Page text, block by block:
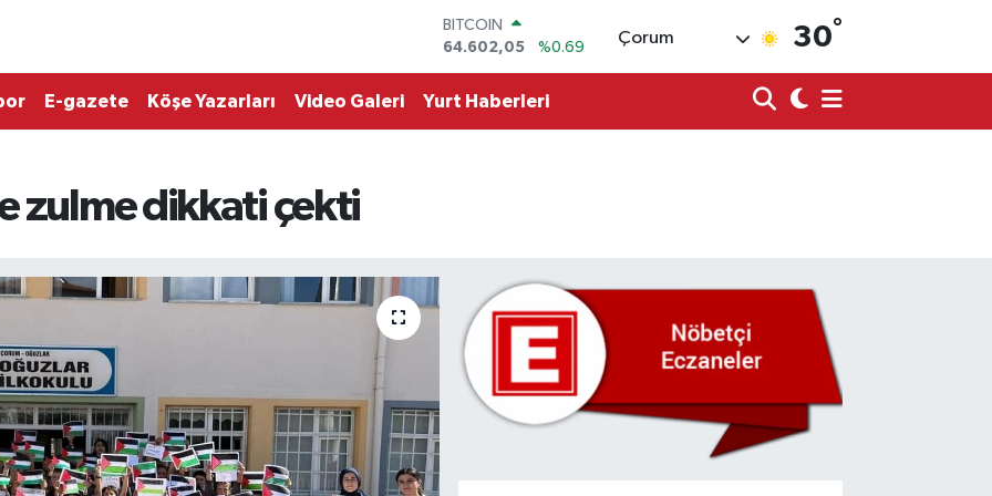
DOLAR
47,5986
%0.06
EURO
55,0700
%0.1
Çorum 30°
E-gazete Köşe Yazarları Video Galeri Yurt Haberleri
zulme dikkati çekti